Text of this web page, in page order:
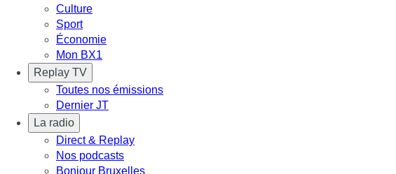
Culture
Sport
Économie
Mon BX1
Replay TV
Toutes nos émissions
Dernier JT
La radio
Direct & Replay
Nos podcasts
Bonjour Bruxelles